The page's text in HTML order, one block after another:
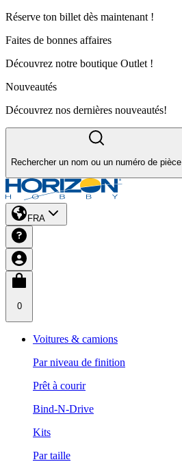
Réserve ton billet dès maintenant !
Faites de bonnes affaires
Découvrez notre boutique Outlet !
Nouveautés
Découvrez nos dernières nouveautés!
Rechercher un nom ou un numéro de pièce
FRA
0
Voitures & camions
Par niveau de finition
Prêt à courir
Bind-N-Drive
Kits
Par taille